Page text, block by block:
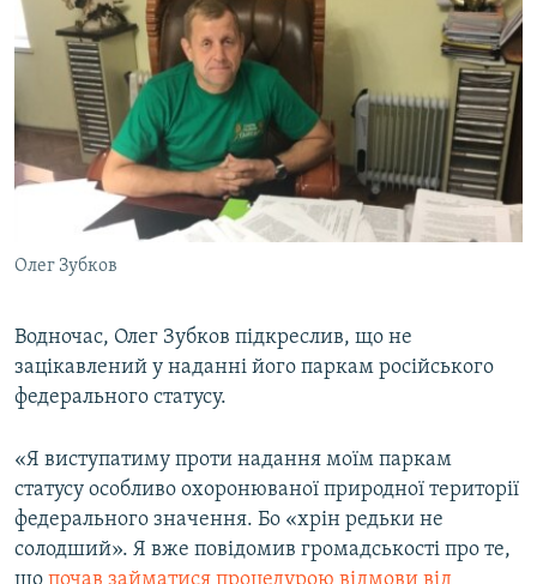
Олег Зубков
Водночас, Олег Зубков підкреслив, що не
зацікавлений у наданні його паркам російського
федерального статусу.
«Я виступатиму проти надання моїм паркам
статусу особливо охоронюваної природної території
федерального значення. Бо «хрін редьки не
солодший». Я вже повідомив громадськості про те,
що почав займатися процедурою відмови від